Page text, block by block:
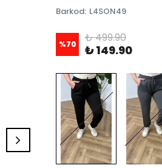
Barkod: L4SON49
%70 ₺ 499.90
₺ 149.90